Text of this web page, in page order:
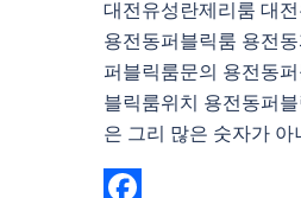
대전유성란제리룸 대
용전동퍼블릭룸 용전
퍼블릭룸문의 용전동
블릭룸위치 용전동퍼
은 그리 많은 숫자가